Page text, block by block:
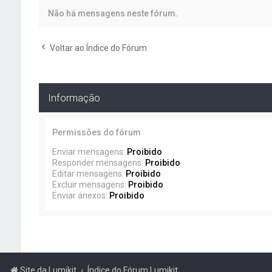
Não há mensagens neste fórum.
Voltar ao Índice do Fórum
Informação
Permissões do fórum
Enviar mensagens: Proibido
Responder mensagens: Proibido
Editar mensagens: Proibido
Excluir mensagens: Proibido
Enviar anexos: Proibido